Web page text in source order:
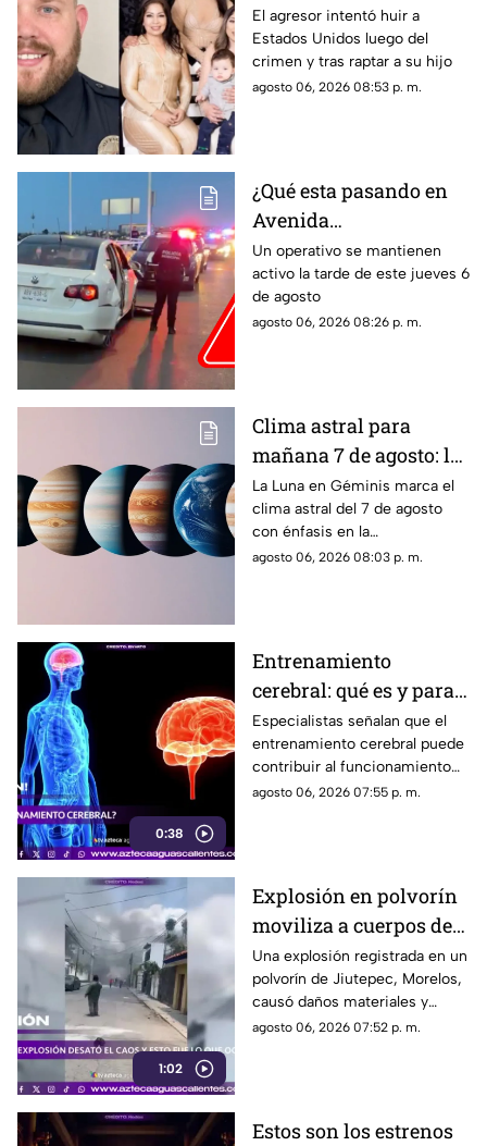
estadounidense atacó a
la familia de su
expareja mexicana
luego de que le
familiar
El agresor intentó huir a
Estados Unidos luego del
crimen y tras raptar a su hijo
agosto 06, 2026 08:53 p. m.
¿Qué esta pasando en
Avenida
Aguascalientes?
Reportan persecución y
accidente vehicular
Un operativo se mantienen
activo la tarde de este jueves 6
de agosto
agosto 06, 2026 08:26 p. m.
Clima astral para
mañana 7 de agosto: la
Luna cambia a Géminis
y favorece la
comunicación
La Luna en Géminis marca el
clima astral del 7 de agosto
con énfasis en la
comunicación, las ideas y los
agosto 06, 2026 08:03 p. m.
0:38
Entrenamiento
cerebral: qué es y para
qué sirve
Especialistas señalan que el
entrenamiento cerebral puede
contribuir al funcionamiento
cognitivo cuando se combina
agosto 06, 2026 07:55 p. m.
1:02
Explosión en polvorín
moviliza a cuerpos de
emergencia
Una explosión registrada en un
polvorín de Jiutepec, Morelos,
causó daños materiales y
generó un operativo de
agosto 06, 2026 07:52 p. m.
Estos son los estrenos